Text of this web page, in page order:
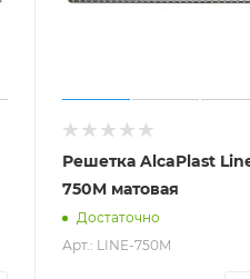
Решетка AlcaPlast
750M матовая
Достаточно
Арт.: LINE-750M